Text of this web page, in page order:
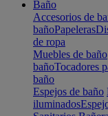
Baño
Accesorios de
bañoPapeleras
de ropa
Muebles de baño
bañoTocadores
baño
Espejos de baño
iluminados